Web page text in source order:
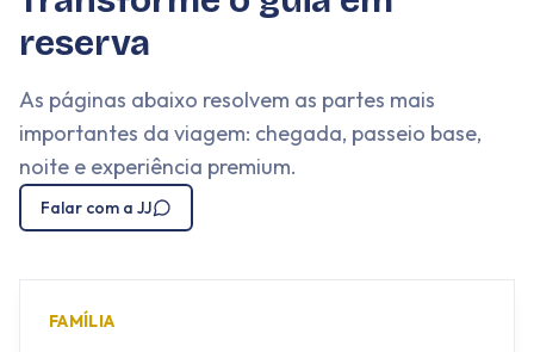
reserva
As páginas abaixo resolvem as partes mais
importantes da viagem: chegada, passeio base,
noite e experiência premium.
Falar com a JJ
FAMÍLIA